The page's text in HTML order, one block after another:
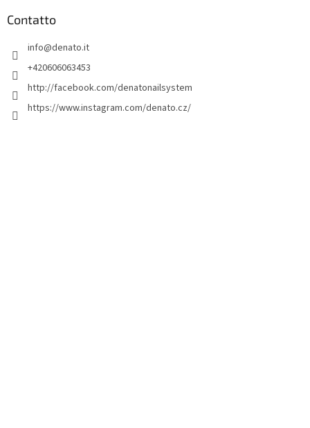
Contatto
info@denato.it
+420606063453
http://facebook.com/denatonailsystem
https://www.instagram.com/denato.cz/